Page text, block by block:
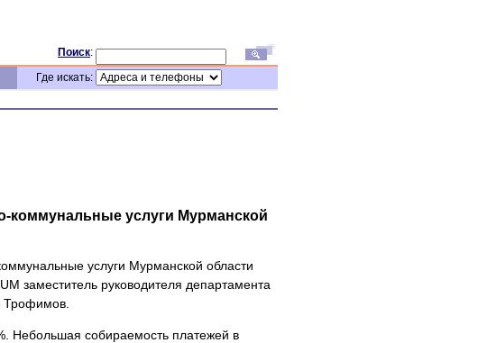
Поиск:
Где искать:
коммунальные услуги Мурманской
услуги Мурманской области
заместитель руководителя департамента
Трофимов.
Небольшая собираемость платежей в